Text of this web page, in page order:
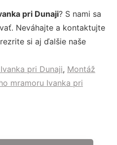
pri Dunaji? S nami sa
Neváhajte a kontaktujte
si aj ďalšie naše
pri Dunaji, Montáž
mramoru Ivanka pri